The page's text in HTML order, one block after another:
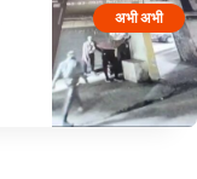
अभी अभी